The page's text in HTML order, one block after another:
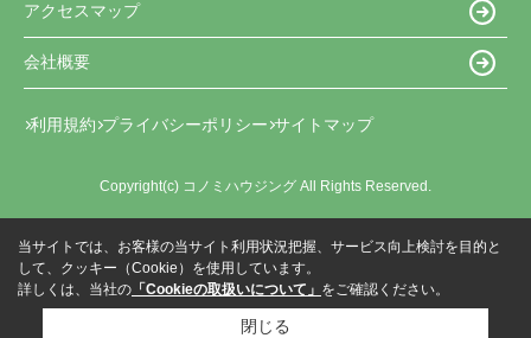
アクセスマップ
会社概要
利用規約 プライバシーポリシー サイトマップ
Copyright(c) コノミハウジング All Rights Reserved.
当サイトでは、お客様の当サイト利用状況把握、サービス向上検討を目的と
して、クッキー（Cookie）を使用しています。
詳しくは、当社の 「Cookieの取扱いについて」 をご確認ください。
閉じる